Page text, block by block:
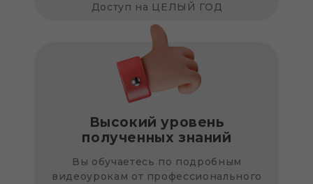
Высокий уровень
полученных знаний
Доступ на ЦЕЛЫЙ ГОД
Вы обучаетесь по подробным
видеоурокам от профессионального